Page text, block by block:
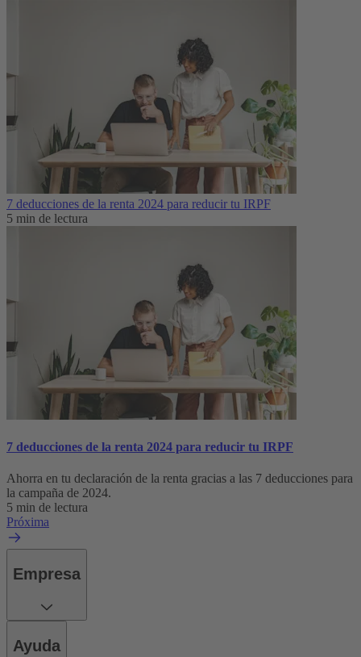
7 deducciones de la renta 2024 para reducir tu IRPF
5 min de lectura
7 deducciones de la renta 2024 para reducir tu IRPF
Ahorra en tu declaración de la renta gracias a las 7 deducciones para
la campaña de 2024.
5 min de lectura
Próxima
Empresa
Ayuda